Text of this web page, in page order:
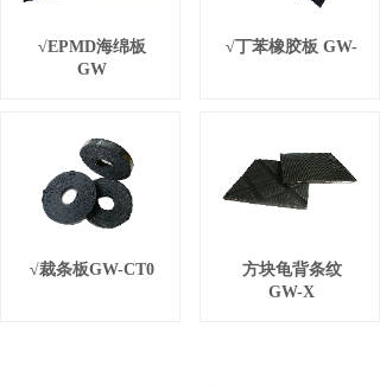
√EPMD海绵板
GW
√丁苯橡胶板 GW-
√裁条板GW-CT0
方块龟背条纹
GW-X